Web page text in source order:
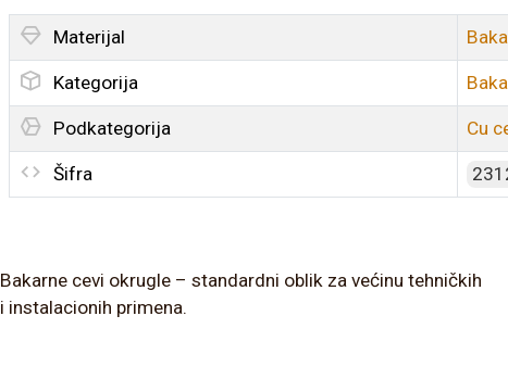
Materijal
Kategorija
Podkategorija Cu
Šifra
Bakarne cevi okrugle – standardni oblik za većinu tehničkih
i instalacionih primena.